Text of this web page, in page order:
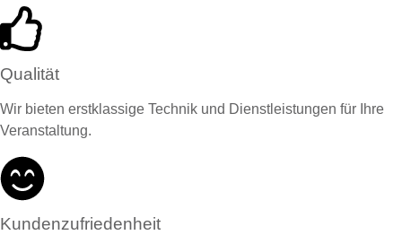
Qualität
Wir bieten erstklassige Technik und Dienstleistungen für Ihre
Veranstaltung.
Kundenzufriedenheit